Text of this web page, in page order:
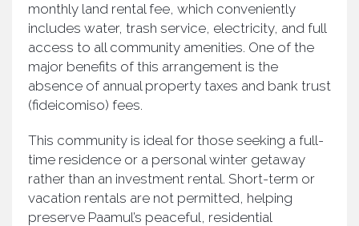
monthly land rental fee, which conveniently
includes water, trash service, electricity, and full
access to all community amenities. One of the
major benefits of this arrangement is the
absence of annual property taxes and bank trust
(fideicomiso) fees.
This community is ideal for those seeking a full-
time residence or a personal winter getaway
rather than an investment rental. Short-term or
vacation rentals are not permitted, helping
preserve Paamul’s peaceful, residential